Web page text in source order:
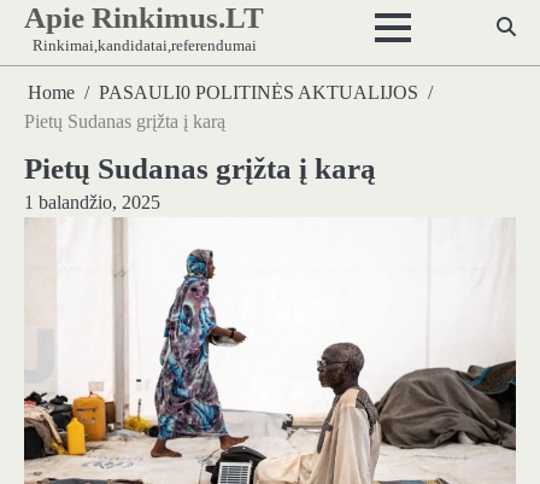
Skip
content
Apie Rinkimus.LT
Rinkimai,kandidatai,referendumai
Home
PASAULI0 POLITINĖS AKTUALIJOS
Pietų Sudanas grįžta į karą
Pietų Sudanas grįžta į karą
1 balandžio, 2025